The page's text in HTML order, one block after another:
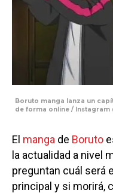
Boruto manga lanza un
de forma online /
El manga de Boruto
la actualidad a nivel
preguntan cuál será
principal y si morirá,